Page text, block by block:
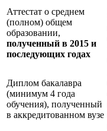
Аттестат о среднем
(полном) общем
образовании,
полученный в 2015 и
последующих годах
Диплом бакалавра
(минимум 4 года
обучения), полученный
в аккредитованном вузе